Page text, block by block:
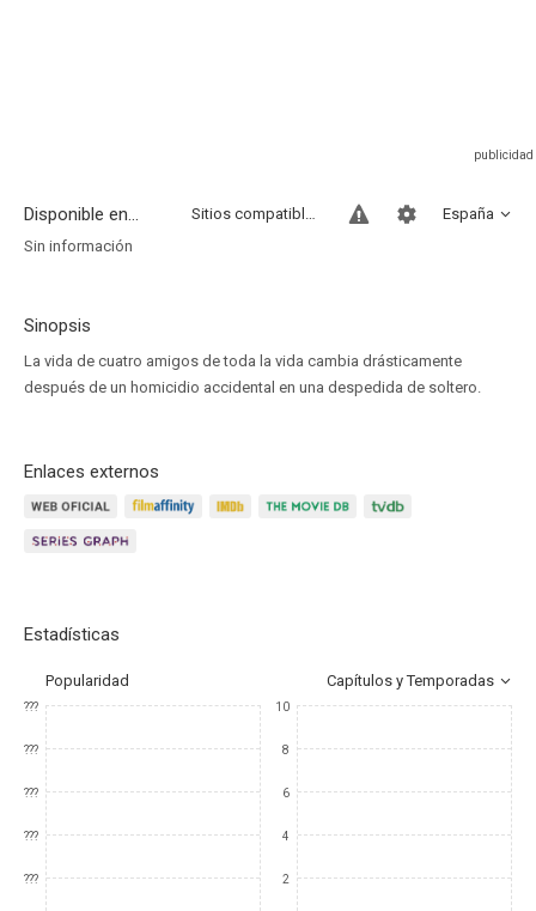
Disponible en... España
Sitios compatibles
Sin información
Sinopsis
La vida de cuatro amigos de toda la vida cambia drásticamente
después de un homicidio accidental en una despedida de soltero.
Enlaces externos
Estadísticas
Popularidad Capítulos y Temporadas
???
???
???
???
???
10
8
6
4
2